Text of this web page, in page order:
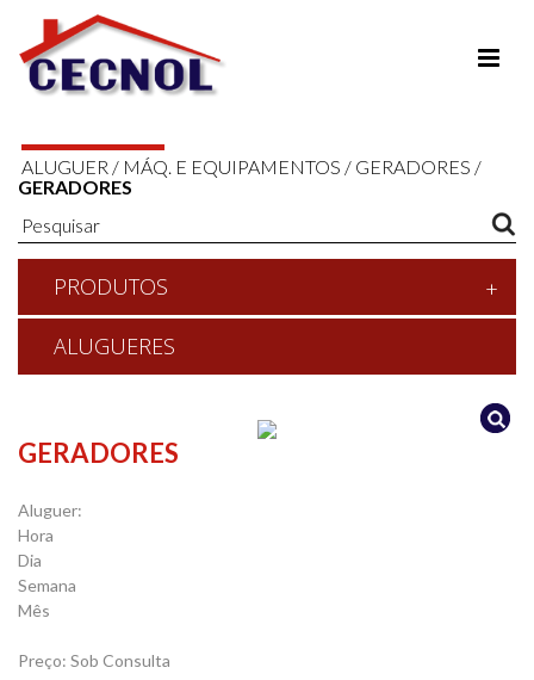
ALUGUER / MÁQ. E EQUIPAMENTOS / GERADORES /
GERADORES
PRODUTOS
ALUGUERES
GERADORES
Aluguer:
Hora
Dia
Semana
Mês
Preço: Sob Consulta